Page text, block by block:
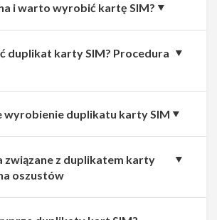
i warto wyrobić kartę SIM?
duplikat karty SIM? Procedura
wyrobienie duplikatu karty SIM
związane z duplikatem karty
oszustów